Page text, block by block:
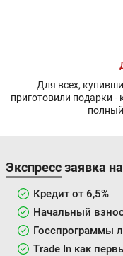
Для всех,
приготовили подарки
Экспресс заявка
Кредит от 6,5%
Начальный
Госспрограммы
Trade In как